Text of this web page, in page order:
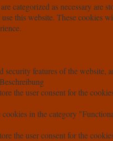
categorized as necessary are
this website. These cookies
security features of the website,
Beschreibung
the user consent for the
in the category
the user consent for the